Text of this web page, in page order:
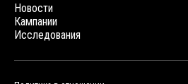
Новости
Кампании
Исследования